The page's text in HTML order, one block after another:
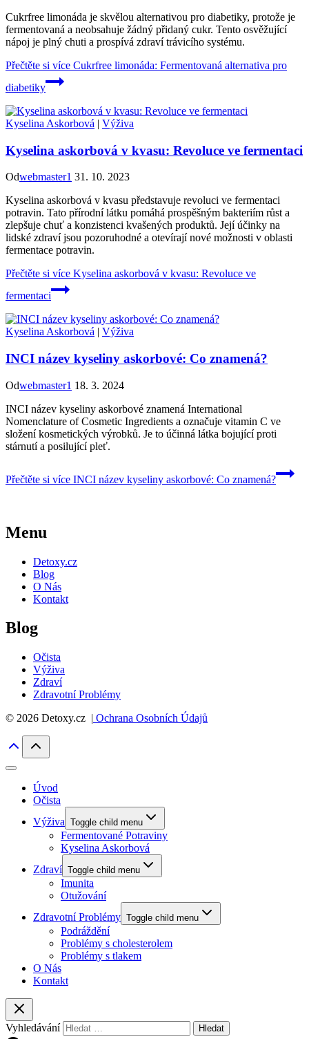
Cukrfree limonáda je skvělou alternativou pro diabetiky, protože je
fermentovaná a neobsahuje žádný přidaný cukr. Tento osvěžující
nápoj je plný chuti a prospívá zdraví trávicího systému.
Přečtěte si více Cukrfree limonáda: Fermentovaná alternativa pro
diabetiky
Kyselina Askorbová | Výživa
Kyselina askorbová v kvasu: Revoluce ve fermentaci
Odwebmaster1 31. 10. 2023
Kyselina askorbová v kvasu představuje revoluci ve fermentaci
potravin. Tato přírodní látku pomáhá prospěšným bakteriím růst a
zlepšuje chuť a konzistenci kvašených produktů. Její účinky na
lidské zdraví jsou pozoruhodné a otevírají nové možnosti v oblasti
fermentace potravin.
Přečtěte si více Kyselina askorbová v kvasu: Revoluce ve
fermentaci
Kyselina Askorbová | Výživa
INCI název kyseliny askorbové: Co znamená?
Odwebmaster1 18. 3. 2024
INCI název kyseliny askorbové znamená International
Nomenclature of Cosmetic Ingredients a označuje vitamin C ve
složení kosmetických výrobků. Je to účinná látka bojující proti
stárnutí a posilující pleť.
Přečtěte si více INCI název kyseliny askorbové: Co znamená?
Menu
Detoxy.cz
Blog
O Nás
Kontakt
Blog
Očista
Výživa
Zdraví
Zdravotní Problémy
© 2026 Detoxy.cz | Ochrana Osobních Údajů
Úvod
Očista
Výživa Toggle child menu
Fermentované Potraviny
Kyselina Askorbová
Zdraví Toggle child menu
Imunita
Otužování
Zdravotní Problémy Toggle child menu
Podráždění
Problémy s cholesterolem
Problémy s tlakem
O Nás
Kontakt
Vyhledávání